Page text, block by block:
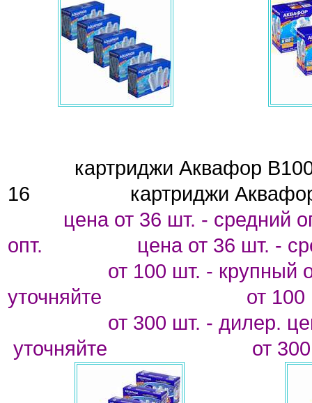
картриджи Аквафор
16 картриджи
цена от 36 шт. - средний
опт.
цена от 36 шт. -
от 100 шт. - крупный
уточняйте
от
от 300 шт. - дилер.
уточняйте
от